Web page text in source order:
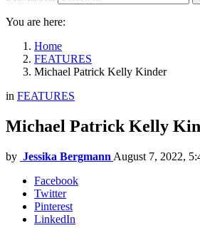
You are here:
Home
FEATURES
Michael Patrick Kelly Kinder
in FEATURES
Michael Patrick Kelly
by Jessika Bergmann August 7, 2022,
Facebook
Twitter
Pinterest
LinkedIn